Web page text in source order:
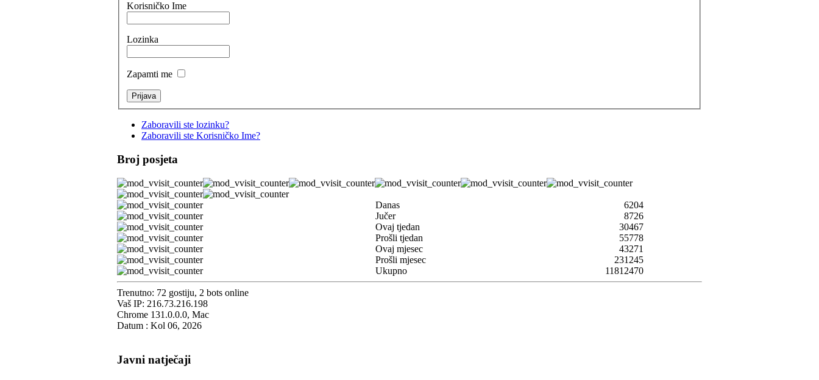
Korisničko Ime
Lozinka
Zapamti me
Zaboravili ste lozinku?
Zaboravili ste Korisničko Ime?
Broj posjeta
Danas
6204
Jučer
8726
Ovaj tjedan
30467
Prošli tjedan
55778
Ovaj mjesec
43271
Prošli mjesec
231245
Ukupno
11812470
Trenutno: 72 gostiju, 2 bots online
Vaš IP: 216.73.216.198
Chrome 131.0.0.0, Mac
Datum : Kol 06, 2026
Javni natječaji